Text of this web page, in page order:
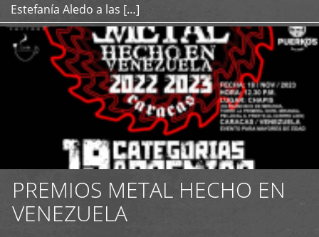
Estefanía Aledo a las […]
PREMIOS METAL HECHO EN
VENEZUELA